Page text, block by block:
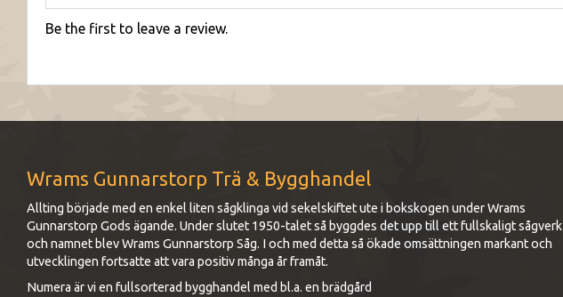
Be the first to leave a review.
Wrams Gunnarstorp Trä & Bygghandel
Allting började med en enkel liten sågklinga vid sekelskiftet ute i bokskogen under Wrams
Gunnarstorp Gods ägande. Under slutet 1950-talet så byggdes det upp till ett fullskaligt sågverk
och namnet blev Wrams Gunnarstorp Såg. I och med detta så ökade omsättningen markant och
utvecklingen fortsatte att vara positiv många år framåt.
Numera är vi en fullsorterad bygghandel med bl.a. en brädgård